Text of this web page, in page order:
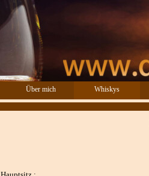
Über mich Whiskys